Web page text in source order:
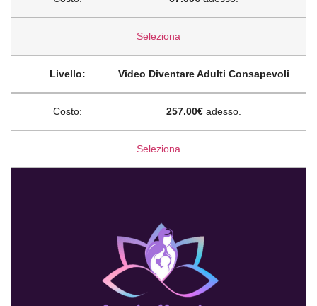
Seleziona
Video Diventare Adulti Consapevoli
257.00€ adesso.
Seleziona